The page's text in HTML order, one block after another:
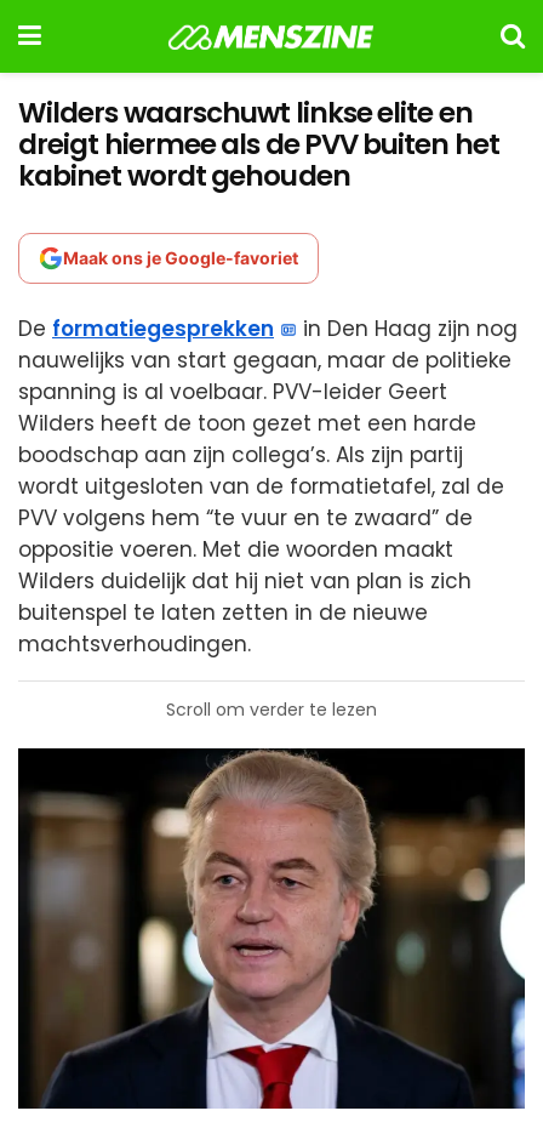
Wilders waarschuwt linkse elite en
dreigt hiermee als de PVV buiten het
kabinet wordt gehouden
Maak ons je Google-favoriet
De formatiegesprekken
in Den Haag zijn nog
nauwelijks van start gegaan, maar de politieke
spanning is al voelbaar. PVV-leider Geert
Wilders heeft de toon gezet met een harde
boodschap aan zijn collega’s. Als zijn partij
wordt uitgesloten van de formatietafel, zal de
PVV volgens hem “te vuur en te zwaard” de
oppositie voeren. Met die woorden maakt
Wilders duidelijk dat hij niet van plan is zich
buitenspel te laten zetten in de nieuwe
machtsverhoudingen.
Scroll om verder te lezen